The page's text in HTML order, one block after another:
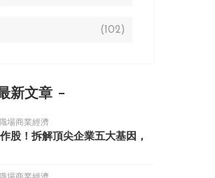
(102)
新文章
場商業經濟
股！拆解頂尖企業五大基因，